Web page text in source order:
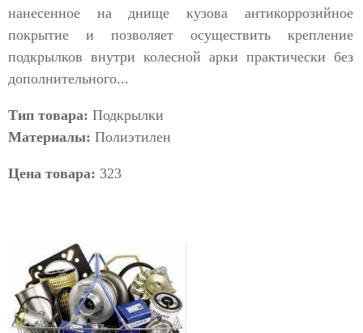
нанесенное на днище кузова антикоррозийное
покрытие и позволяет осуществить крепление
подкрылков внутри колесной арки практически без
дополнительного...
Тип товара: Подкрылки
Материалы: Полиэтилен
Цена товара: 323